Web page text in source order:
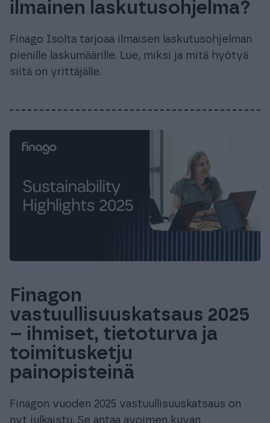
ilmainen laskutusohjelma?
Finago Isolta tarjoaa ilmaisen laskutusohjelman
pienille laskumäärille. Lue, miksi ja mitä hyötyä
siitä on yrittäjälle.
Finagon
vastuullisuuskatsaus 2025
– ihmiset, tietoturva ja
toimitusketju
painopisteinä
Finagon vuoden 2025 vastuullisuuskatsaus on
nyt julkaistu. Se antaa avoimen kuvan